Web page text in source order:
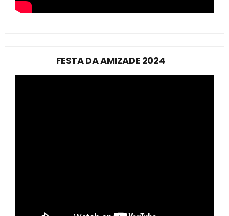
FESTA DA AMIZADE 2024